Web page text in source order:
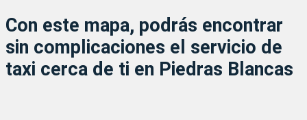
Con este mapa, podrás encontrar
sin complicaciones el servicio de
taxi cerca de ti en Piedras Blancas